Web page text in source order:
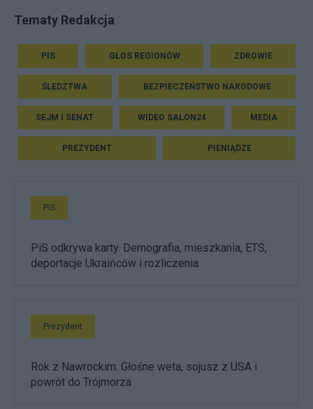
Tematy Redakcja
PIS GŁOS REGIONÓW ZDROWIE
ŚLEDZTWA BEZPIECZEŃSTWO NARODOWE
SEJM I SENAT WIDEO SALON24 MEDIA
PREZYDENT PIENIĄDZE
PiS
PiS odkrywa karty. Demografia, mieszkania, ETS,
deportacje Ukraińców i rozliczenia
Prezydent
Rok z Nawrockim. Głośne weta, sojusz z USA i
powrót do Trójmorza